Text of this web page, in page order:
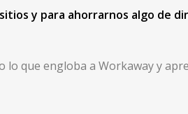
y para ahorrarnos algo de
que engloba a Workaway y